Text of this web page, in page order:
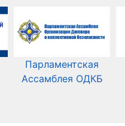
Парламентская
Ассамблея ОДКБ